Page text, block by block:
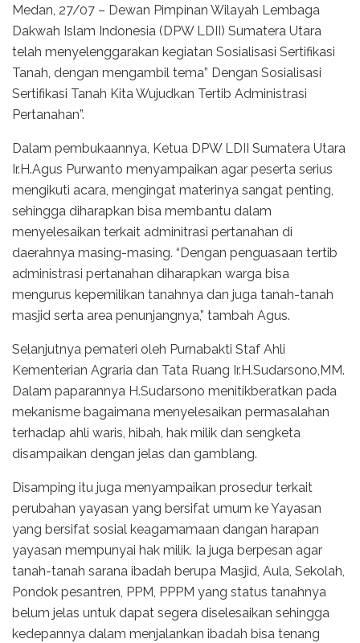
Medan, 27/07 – Dewan Pimpinan Wilayah Lembaga
Dakwah Islam Indonesia (DPW LDII) Sumatera Utara
telah menyelenggarakan kegiatan Sosialisasi Sertifikasi
Tanah, dengan mengambil tema” Dengan Sosialisasi
Sertifikasi Tanah Kita Wujudkan Tertib Administrasi
Pertanahan”.
Dalam pembukaannya, Ketua DPW LDII Sumatera Utara
Ir.H.Agus Purwanto menyampaikan agar peserta serius
mengikuti acara, mengingat materinya sangat penting,
sehingga diharapkan bisa membantu dalam
menyelesaikan terkait adminitrasi pertanahan di
daerahnya masing-masing. “Dengan penguasaan tertib
administrasi pertanahan diharapkan warga bisa
mengurus kepemilikan tanahnya dan juga tanah-tanah
masjid serta area penunjangnya,” tambah Agus.
Selanjutnya pemateri oleh Purnabakti Staf Ahli
Kementerian Agraria dan Tata Ruang Ir.H.Sudarsono,MM.
Dalam paparannya H.Sudarsono menitikberatkan pada
mekanisme bagaimana menyelesaikan permasalahan
terhadap ahli waris, hibah, hak milik dan sengketa
disampaikan dengan jelas dan gamblang.
Disamping itu juga menyampaikan prosedur terkait
perubahan yayasan yang bersifat umum ke Yayasan
yang bersifat sosial keagamamaan dangan harapan
yayasan mempunyai hak milik. Ia juga berpesan agar
tanah-tanah sarana ibadah berupa Masjid, Aula, Sekolah,
Pondok pesantren, PPM, PPPM yang status tanahnya
belum jelas untuk dapat segera diselesaikan sehingga
kedepannya dalam menjalankan ibadah bisa tenang